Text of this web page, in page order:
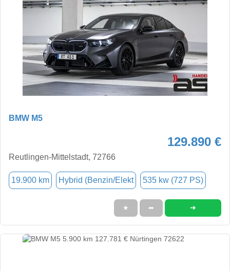
BMW M5
129.890 €
Reutlingen-Mittelstadt, 72766
19.900 km Hybrid (Benzin/Elekt 535 kw (727 PS)
★ ➦ ➜